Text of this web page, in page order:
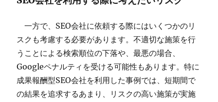
一方で、SEO会社に依頼する際にはいくつかのリ
スクも考慮する必要があります。不適切な施策を行
うことによる検索順位の下落や、最悪の場合、
Googleペナルティを受ける可能性もあります。特に
成果報酬型SEO会社を利用した事例では、短期間で
の結果を追求するあまり、リスクの高い施策が実施